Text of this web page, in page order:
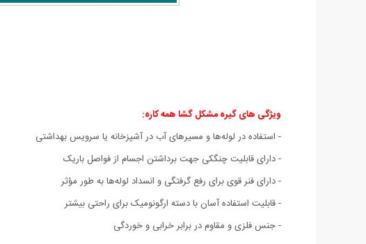
ویژگی های گیره مشکل گشا همه کاره:
- استفاده در لوله‌ها و مسیرهای آب در آشپزخانه یا سرویس بهداشتی
- دارای قابلیت چنگکی جهت برداشتن اجسام از فواصل باریک
- دارای فنر قوی برای رفع گرفتگی و انسداد لوله‌ها به طور مؤثر
- قابلیت استفاده آسان با دسته ارگونومیک برای راحتی بیشتر
- جنس فلزی و مقاوم در برابر خرابی و خوردگی